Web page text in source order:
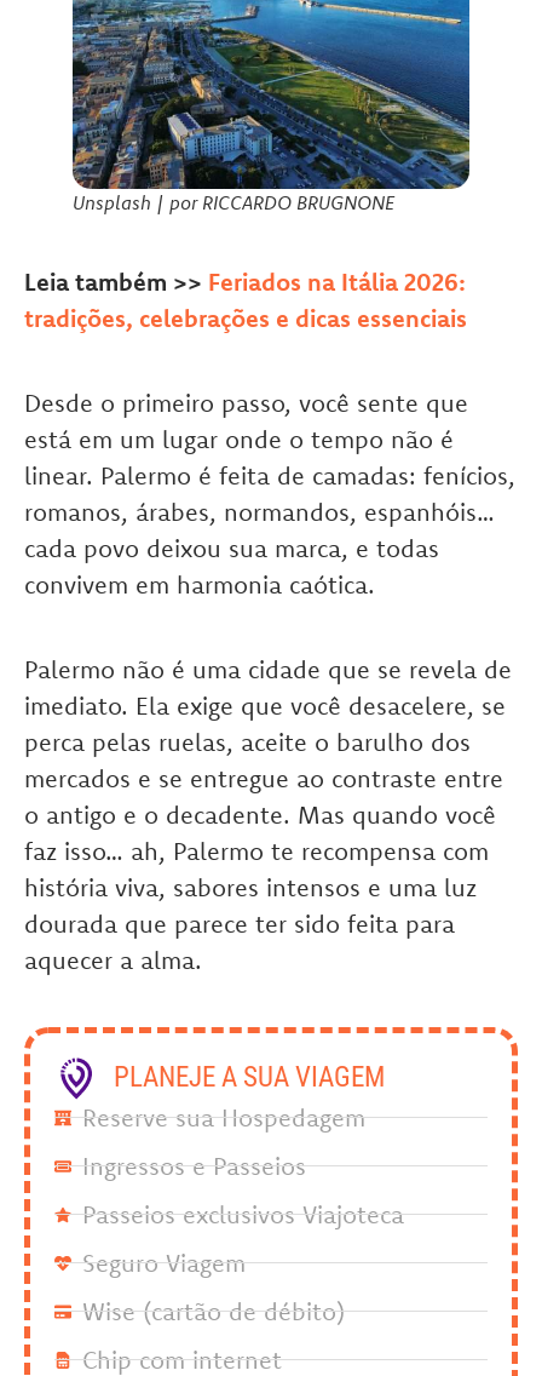
Unsplash | por RICCARDO BRUGNONE
Leia também >> Feriados na Itália 2026:
tradições, celebrações e dicas essenciais
Desde o primeiro passo, você sente que
está em um lugar onde o tempo não é
linear. Palermo é feita de camadas: fenícios,
romanos, árabes, normandos, espanhóis…
cada povo deixou sua marca, e todas
convivem em harmonia caótica.
Palermo não é uma cidade que se revela de
imediato. Ela exige que você desacelere, se
perca pelas ruelas, aceite o barulho dos
mercados e se entregue ao contraste entre
o antigo e o decadente. Mas quando você
faz isso… ah, Palermo te recompensa com
história viva, sabores intensos e uma luz
dourada que parece ter sido feita para
aquecer a alma.
PLANEJE A SUA VIAGEM
Reserve sua Hospedagem
Ingressos e Passeios
Passeios exclusivos Viajoteca
Seguro Viagem
Wise (cartão de débito)
Chip com internet